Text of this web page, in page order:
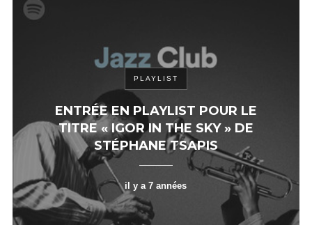
PLAYLIST
ENTRÉE EN PLAYLIST POUR LE
TITRE « IGOR IN THE SKY » DE
STÉPHANE TSAPIS
il y a 7 années